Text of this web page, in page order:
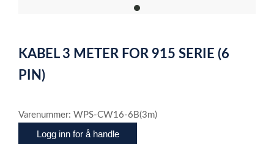
item
of
1
KABEL 3 METER FOR 915 SERIE (6
PIN)
Varenummer: WPS-CW16-6B(3m)
Logg inn for å handle